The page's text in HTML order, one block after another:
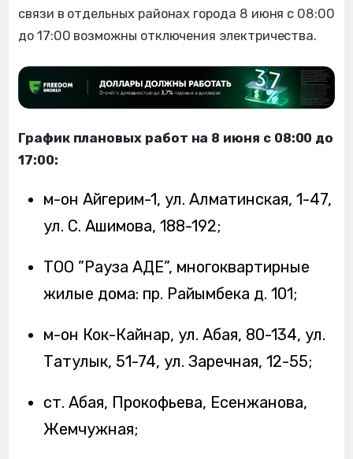
связи в отдельных районах города 8 июня с 08:00
до 17:00 возможны отключения электричества.
График плановых работ на 8 июня с 08:00 до
17:00:
м-он Айгерим-1, ул. Алматинская, 1-47,
ул. С. Ашимова, 188-192;
ТОО ”Рауза АДЕ”, многоквартирные
жилые дома: пр. Райымбека д. 101;
м-он Кок-Кайнар, ул. Абая, 80-134, ул.
Татулык, 51-74, ул. Заречная, 12-55;
ст. Абая, Прокофьева, Есенжанова,
Жемчужная;